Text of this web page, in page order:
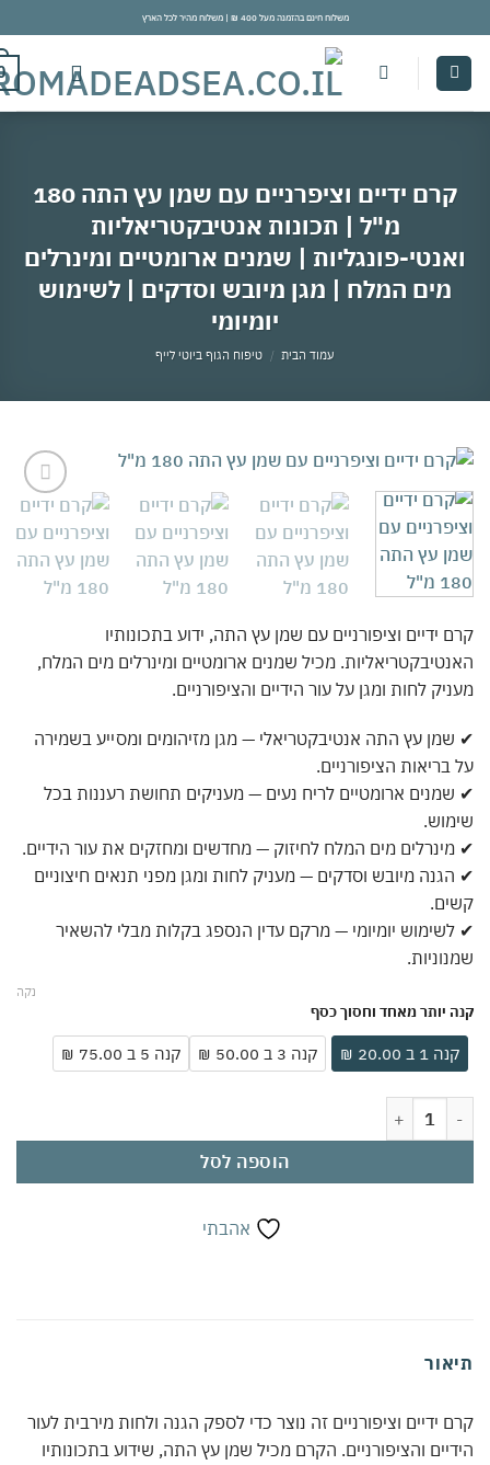
משלוח חינם בהזמנה מעל 400 ₪ | משלוח מהיר לכל הארץ
0
קרם ידיים וציפרניים עם שמן עץ התה 180
מ"ל | תכונות אנטיבקטריאליות
פונגליות | שמנים ארומטיים ומינרלים
מים המלח | מגן מיובש וסדקים | לשימוש
יומיומי
עמוד הבית / טיפוח הגוף ביוטי לייף
אהבתי
ידיים וציפורניים עם שמן עץ התה, ידוע בתכונותיו
מכיל שמנים ארומטיים ומינרלים מים המלח,
לחות ומגן על עור הידיים והציפורניים.
עץ התה אנטיבקטריאלי — מגן מזיהומים ומסייע בשמירה
הציפורניים.
ארומטיים לריח נעים — מעניקים תחושת רעננות בכל
מים המלח לחיזוק — מחדשים ומחזקים את עור הידיים.
מיובש וסדקים — מעניק לחות ומגן מפני תנאים חיצוניים
יומיומי — מרקם עדין הנספג בקלות מבלי להשאיר
יותר מאחד וחסוך כסף
קנה 3 ב 50.00 ₪ קנה 5 ב 75.00 ₪
וציפרניים עם שמן עץ התה 180 מ"ל | תכונות אנטיבקטריאליות ואנטי-פונגליות | שמנים ארומטיים ומינרלים מים המלח | מגן מיובש וסדקים | לשימוש יומיומי
הוספה לסל
אהבתי
ידיים וציפורניים זה נוצר כדי לספק הגנה ולחות מירבית לעור
והציפורניים. הקרם מכיל שמן עץ התה, שידוע בתכונותיו